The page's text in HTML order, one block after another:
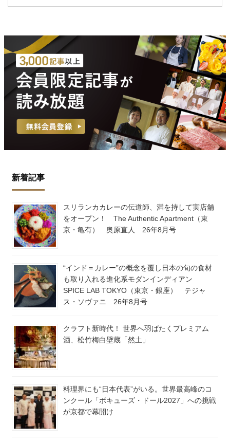
新着記事
スリランカカレーの伝道師、満を持して実店舗
をオープン！ The Authentic Apartment（東
京・亀有） 奥原直人 26年8月号
“インド＝カレー”の概念を覆し日本の旬の食材
も取り入れる進化系モダンインディアン
SPICE LAB TOKYO（東京・銀座） テジャ
ス・ソヴァニ 26年8月号
クラフト新時代！ 世界へ羽ばたくプレミアム
酒、松竹梅白壁蔵「然土」
料理界にも“日本代表”がいる。世界最高峰のコ
ンクール「ボキューズ・ドール2027」への挑戦
が京都で幕開け